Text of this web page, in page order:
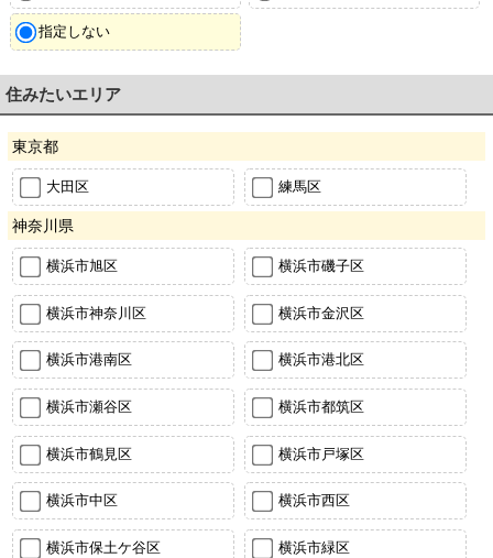
指定しない
住みたいエリア
東京都
大田区 練馬区
神奈川県
横浜市旭区 横浜市磯子区
横浜市神奈川区 横浜市金沢区
横浜市港南区 横浜市港北区
横浜市瀬谷区 横浜市都筑区
横浜市鶴見区 横浜市戸塚区
横浜市中区 横浜市西区
横浜市保土ケ谷区 横浜市緑区